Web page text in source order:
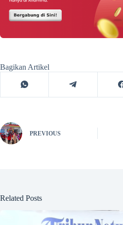
Bagikan Artikel
PREVIOUS
Related Posts